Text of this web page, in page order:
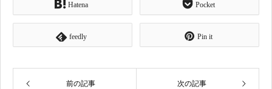
Hatena Pocket
feedly Pin it
前の記事 次の記事